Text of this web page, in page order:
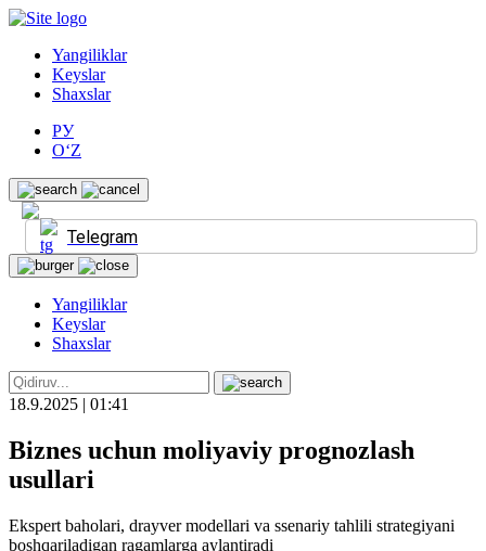
Yangiliklar
Keyslar
Shaxslar
РУ
O‘Z
Telegram
Yangiliklar
Keyslar
Shaxslar
18.9.2025 | 01:41
Biznes uchun moliyaviy prognozlash
usullari
Ekspert baholari, drayver modellari va ssenariy tahlili strategiyani
boshqariladigan ragamlarga aylantiradi